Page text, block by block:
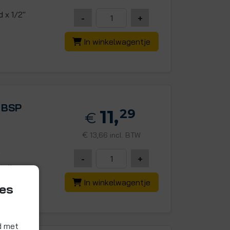
x 1/2"
- +
In winkelwagentje
€ 11,29
€ 13,66 incl. BTW
- +
In winkelwagentje
met